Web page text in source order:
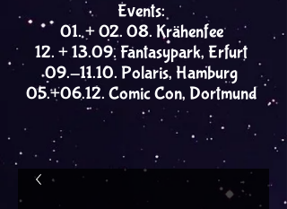
Events:
01. + 02. 08. Krähenfee
12. + 13.09. Fantasypark, Erfurt
09.-11.10. Polaris, Hamburg
05.+06.12. Comic Con, Dortmund